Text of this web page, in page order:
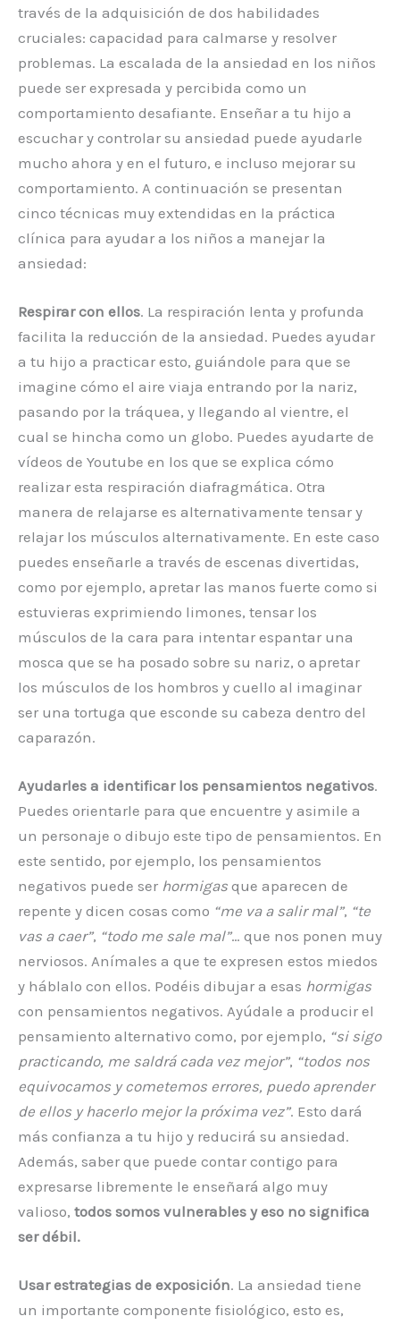
través de la adquisición de dos habilidades
cruciales: capacidad para calmarse y resolver
problemas. La escalada de la ansiedad en los niños
puede ser expresada y percibida como un
comportamiento desafiante. Enseñar a tu hijo a
escuchar y controlar su ansiedad puede ayudarle
mucho ahora y en el futuro, e incluso mejorar su
comportamiento. A continuación se presentan
cinco técnicas muy extendidas en la práctica
clínica para ayudar a los niños a manejar la
ansiedad:
Respirar con ellos. La respiración lenta y profunda
facilita la reducción de la ansiedad. Puedes ayudar
a tu hijo a practicar esto, guiándole para que se
imagine cómo el aire viaja entrando por la nariz,
pasando por la tráquea, y llegando al vientre, el
cual se hincha como un globo. Puedes ayudarte de
vídeos de Youtube en los que se explica cómo
realizar esta respiración diafragmática. Otra
manera de relajarse es alternativamente tensar y
relajar los músculos alternativamente. En este caso
puedes enseñarle a través de escenas divertidas,
como por ejemplo, apretar las manos fuerte como si
estuvieras exprimiendo limones, tensar los
músculos de la cara para intentar espantar una
mosca que se ha posado sobre su nariz, o apretar
los músculos de los hombros y cuello al imaginar
ser una tortuga que esconde su cabeza dentro del
caparazón.
Ayudarles a identificar los pensamientos negativos.
Puedes orientarle para que encuentre y asimile a
un personaje o dibujo este tipo de pensamientos. En
este sentido, por ejemplo, los pensamientos
negativos puede ser hormigas que aparecen de
repente y dicen cosas como “me va a salir mal”, “te
vas a caer”, “todo me sale mal”… que nos ponen muy
nerviosos. Anímales a que te expresen estos miedos
y háblalo con ellos. Podéis dibujar a esas hormigas
con pensamientos negativos. Ayúdale a producir el
pensamiento alternativo como, por ejemplo, “si sigo
practicando, me saldrá cada vez mejor”, “todos nos
equivocamos y cometemos errores, puedo aprender
de ellos y hacerlo mejor la próxima vez”. Esto dará
más confianza a tu hijo y reducirá su ansiedad.
Además, saber que puede contar contigo para
expresarse libremente le enseñará algo muy
valioso, todos somos vulnerables y eso no significa
ser débil.
Usar estrategias de exposición. La ansiedad tiene
un importante componente fisiológico, esto es,